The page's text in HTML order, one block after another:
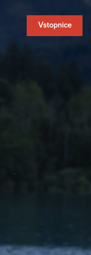
Vstopnice